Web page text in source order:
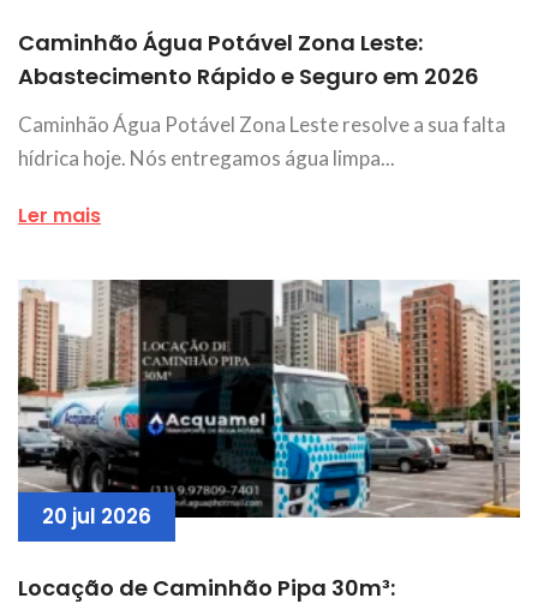
Caminhão Água Potável Zona Leste:
Abastecimento Rápido e Seguro em 2026
Caminhão Água Potável Zona Leste resolve a sua falta
hídrica hoje. Nós entregamos água limpa...
Ler mais
20 jul 2026
Locação de Caminhão Pipa 30m³: